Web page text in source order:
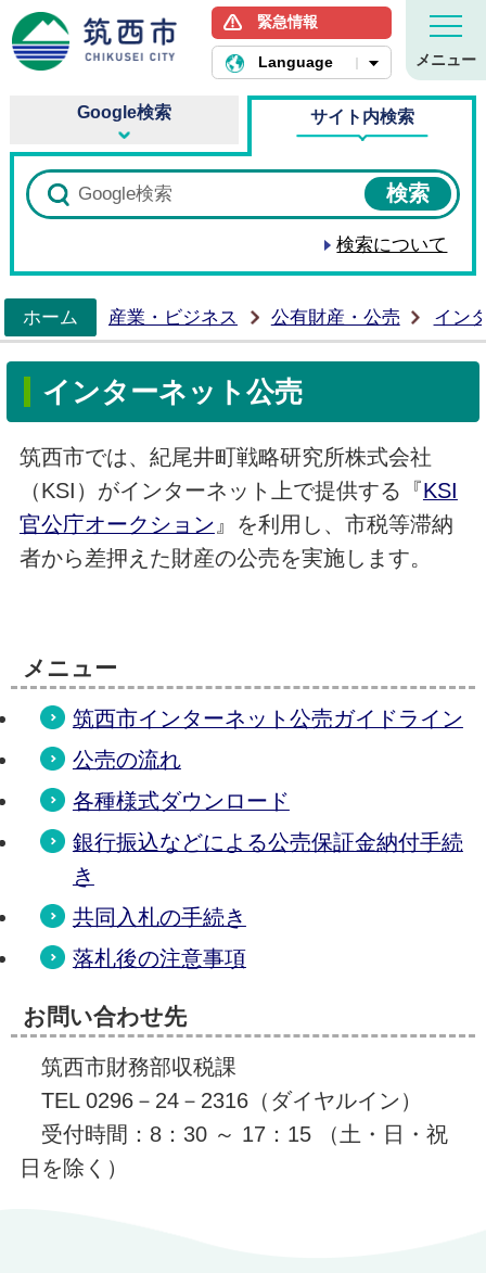
筑西市ホームページ
緊急情報
Language メニュー
Google検索 サイト内検索
検索について
ホーム
産業・ビジネス 公有財産・公売 イン
インターネット公売
筑西市では、紀尾井町戦略研究所株式会社
（KSI）がインターネット上で提供する『KSI
官公庁オークション 』を利用し、市税等滞納
者から差押えた財産の公売を実施します。
メニュー
筑西市インターネット公売ガイドライン
公売の流れ
各種様式ダウンロード
銀行振込などによる公売保証金納付手続
き
共同入札の手続き
落札後の注意事項
お問い合わせ先
筑西市財務部収税課
TEL 0296－24－2316（ダイヤルイン）
受付時間：8：30 ～ 17：15 （土・日・祝
日を除く）